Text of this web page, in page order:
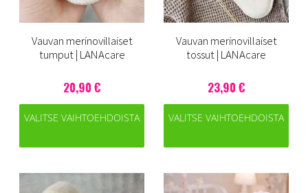
Vauvan merinovillaiset
tumput | LANAcare
20,90 €
VALITSE VAIHTOEHDOISTA
Vauvan merinovillaiset
tossut | LANAcare
23,90 €
VALITSE VAIHTOEHDOISTA